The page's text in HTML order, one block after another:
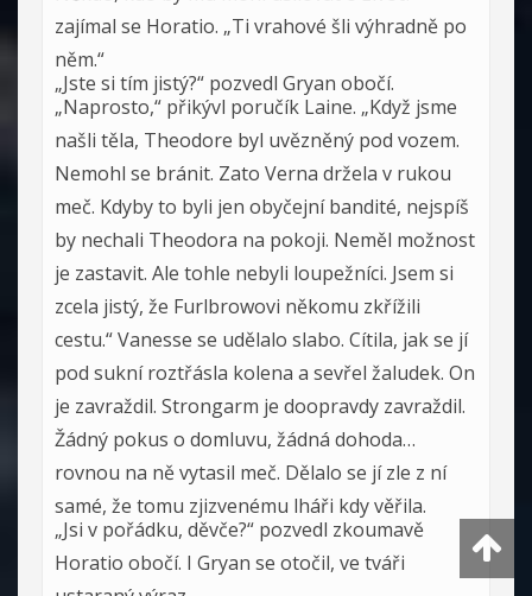
zajímal se Horatio. „Ti vrahové šli výhradně po
něm.“
„Jste si tím jistý?“ pozvedl Gryan obočí.
„Naprosto,“ přikývl poručík Laine. „Když jsme
našli těla, Theodore byl uvězněný pod vozem.
Nemohl se bránit. Zato Verna držela v rukou
meč. Kdyby to byli jen obyčejní bandité, nejspíš
by nechali Theodora na pokoji. Neměl možnost
je zastavit. Ale tohle nebyli loupežníci. Jsem si
zcela jistý, že Furlbrowovi někomu zkřížili
cestu.“ Vanesse se udělalo slabo. Cítila, jak se jí
pod sukní roztřásla kolena a sevřel žaludek. On
je zavraždil. Strongarm je doopravdy zavraždil.
Žádný pokus o domluvu, žádná dohoda…
rovnou na ně vytasil meč. Dělalo se jí zle z ní
samé, že tomu zjizvenému lháři kdy věřila.
„Jsi v pořádku, děvče?“ pozvedl zkoumavě
Horatio obočí. I Gryan se otočil, ve tváři